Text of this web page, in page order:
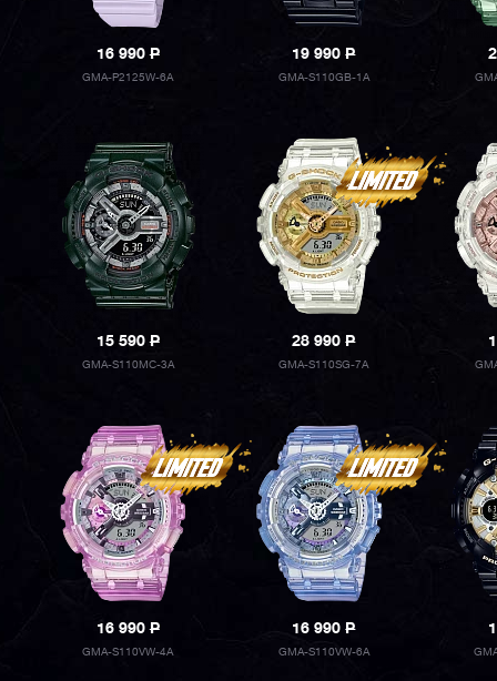
16 990P
GMA-P2125W-6A
19 990P
GMA-S110GB-1A
15 590P
GMA-S110MC-3A
28 990P
GMA-S110SG-7A
16 990P
GMA-S110VW-4A
16 990P
GMA-S110VW-6A